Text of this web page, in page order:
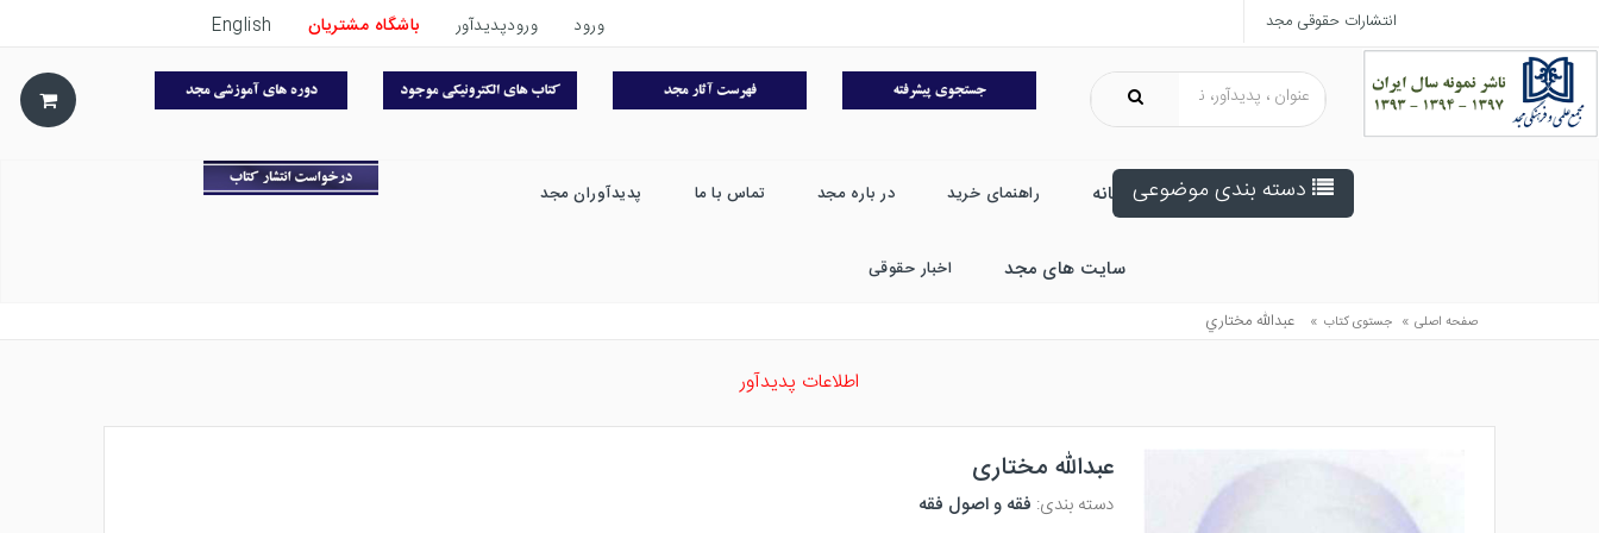
انتشارات حقوقی مجد ورود ورودپدیدآور باشگاه مشتریان English
دسته بندی موضوعی خانه راهنمای خرید در باره مجد تماس با ما پدیدآوران مجد
سایت های مجد اخبار حقوقی
صفحه اصلی » جستوی کتاب » عبدالله مختاري
اطلاعات پدیدآور
عبدالله مختاری
دسته بندی: فقه و اصول فقه